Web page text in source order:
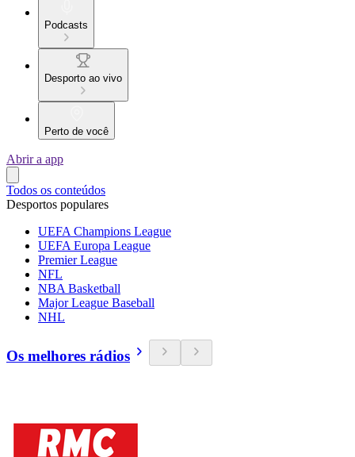
Podcasts
Desporto ao vivo
Perto de você
Abrir a app
Todos os conteúdos
Desportos populares
UEFA Champions League
UEFA Europa League
Premier League
NFL
NBA Basketball
Major League Baseball
NHL
Os melhores rádios